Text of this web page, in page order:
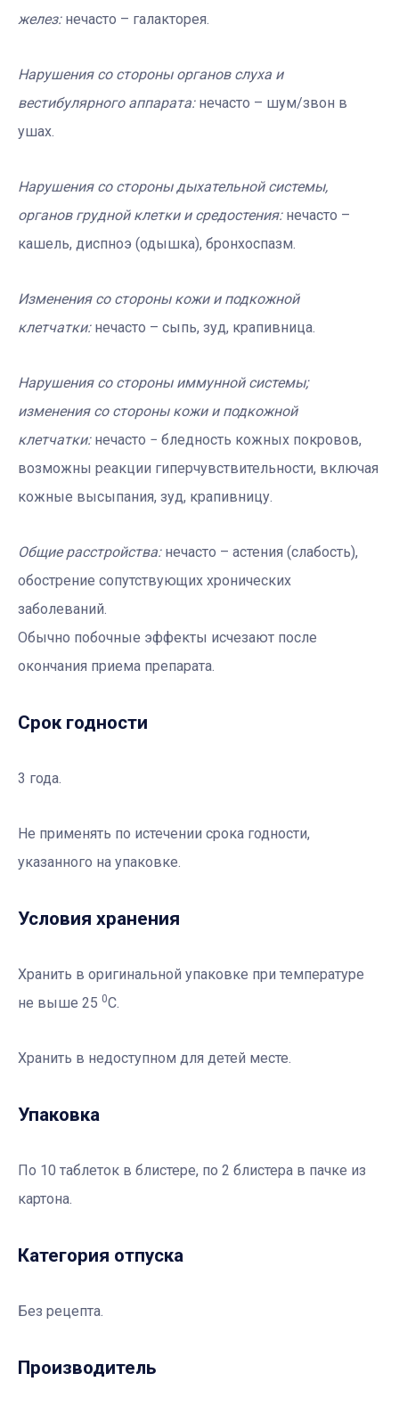
желез: нечасто – галакторея.
Нарушения со стороны органов слуха и
вестибулярного аппарата: нечасто – шум/звон в
ушах.
Нарушения со стороны дыхательной системы,
органов грудной клетки и средостения:нечасто –
кашель, диспноэ (одышка), бронхоспазм.
Изменения со стороны кожи и подкожной
клетчатки: нечасто – сыпь, зуд, крапивница.
Нарушения со стороны иммунной системы;
изменения со стороны кожи и подкожной
клетчатки:нечасто − бледность кожных покровов,
возможны реакции гиперчувствительности, включая
кожные высыпания, зуд, крапивницу.
Общие расстройства: нечасто – астения (слабость),
обострение сопутствующих хронических
заболеваний.
Обычно побочные эффекты исчезают после
окончания приема препарата.
Срок годности
3 года.
Не применять по истечении срока годности,
указанного на упаковке.
Условия хранения
Хранить в оригинальной упаковке при температуре
не выше 25 0С.
Хранить в недоступном для детей месте.
Упаковка
По 10 таблеток в блистере, по 2 блистера в пачке из
картона.
Категория отпуска
Без рецепта.
Производитель